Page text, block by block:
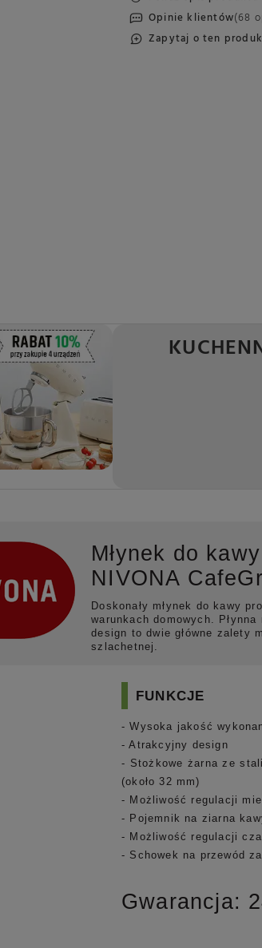
Opinie klientów(68
Zapytaj o ten
Młynek do kawy
NIVONA
Doskonały młynek do kawy
warunkach domowych.
design to dwie główne zalety
szlachetnej.
FUNKCJE
- Wysoka jakość
- Atrakcyjny design
- Stożkowe żarna ze
(około 32 mm)
- Możliwość regulacji
- Pojemnik na ziarna
- Możliwość regulacji
- Schowek na przewód
Gwarancja: